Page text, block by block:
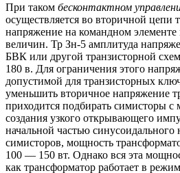
При таком бесконтактном
осуществляется во вторичной цепи
напряжение на командном
величин. Тр Зн-5 амплитуда
БВК или другой транзисторной
180 в. Для ограничения этого
допустимой для транзисторных
уменьшить вторичное напряжение
приходится подбирать симисторы
создания узкого открывающего
начальной частью
симисторов, мощность
100 — 150 вт. Однако вся эта
как трансформатор работает в